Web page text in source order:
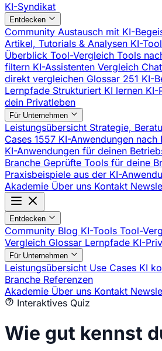
KI-Syndikat
Entdecken
Community Austausch mit KI-
Artikel, Tutorials & Analysen KI-
Überblick Tool-Vergleich Tools
filtern KI-Assistenten Vergleich
direkt vergleichen Glossar 251 KI-
Lernpfade Strukturiert KI lernen KI-
dein Privatleben
Für Unternehmen
Leistungsübersicht Strategie,
Cases 1557 KI-Anwendungen nach
KI-Anwendungen für deinen
Branche Geprüfte Tools für deine
Praxisbeispiele aus der KI-
Akademie Über uns Kontakt
Entdecken
Community Blog KI-Tools Tool-
Vergleich Glossar Lernpfade KI-
Für Unternehmen
Leistungsübersicht Use Cases KI
Branche Referenzen
Akademie Über uns Kontakt
Interaktives Quiz
Wie gut kennst